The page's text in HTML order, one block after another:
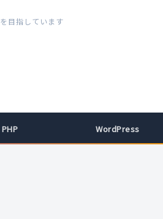
目指しています
PHP WordPress